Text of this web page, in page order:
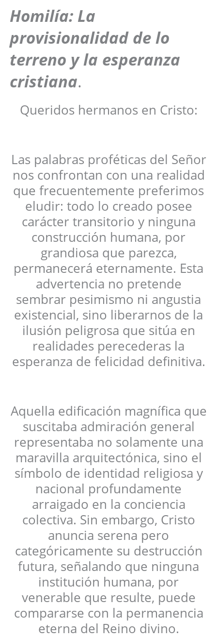
Homilía: La
provisionalidad de lo
terreno y la esperanza
cristiana.
Queridos hermanos en Cristo:
Las palabras proféticas del Señor
nos confrontan con una realidad
que frecuentemente preferimos
eludir: todo lo creado posee
carácter transitorio y ninguna
construcción humana, por
grandiosa que parezca,
permanecerá eternamente. Esta
advertencia no pretende
sembrar pesimismo ni angustia
existencial, sino liberarnos de la
ilusión peligrosa que sitúa en
realidades perecederas la
esperanza de felicidad definitiva.
Aquella edificación magnífica que
suscitaba admiración general
representaba no solamente una
maravilla arquitectónica, sino el
símbolo de identidad religiosa y
nacional profundamente
arraigado en la conciencia
colectiva. Sin embargo, Cristo
anuncia serena pero
categóricamente su destrucción
futura, señalando que ninguna
institución humana, por
venerable que resulte, puede
compararse con la permanencia
eterna del Reino divino.